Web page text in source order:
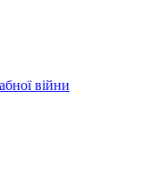
війни